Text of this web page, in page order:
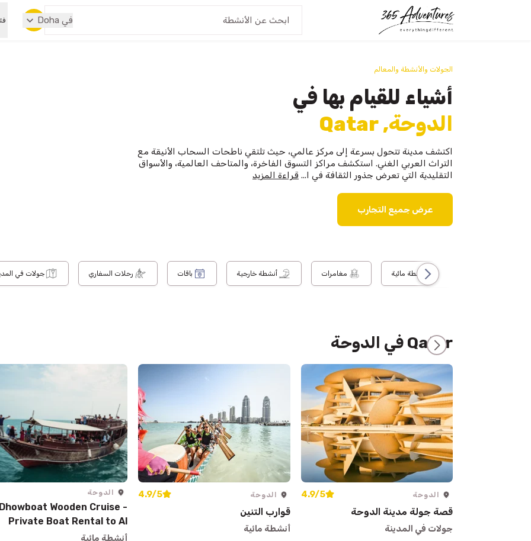
في Doha
الجولات والأنشطة والمعالم
أشياء للقيام بها في
الدوحة, Qatar
اكتشف مدينة تتحول بسرعة إلى مركز عالمي، حيث تلتقي ناطحات السحاب الأنيقة مع
التراث العربي الغني. استكشف مراكز التسوق الفاخرة، والمتاحف العالمية، والأسواق
التقليدية التي تعرض جذور الثقافة في ا... قراءة المزيد
عرض جميع التجارب
أنشطة مائية مغامرات أنشطة خارجية باقات رحلات السفاري جولات في
Qatar في الدوحة
الدوحة 4.9/5
قصة جولة مدينة الدوحة
جولات في المدينة
الدوحة 4.9/5
قوارب التنين
أنشطة مائية
الدوحة
Dhowboat Wooden Cruise -
Private Boat Rental to Al
Safliya Island
أنشطة مائية